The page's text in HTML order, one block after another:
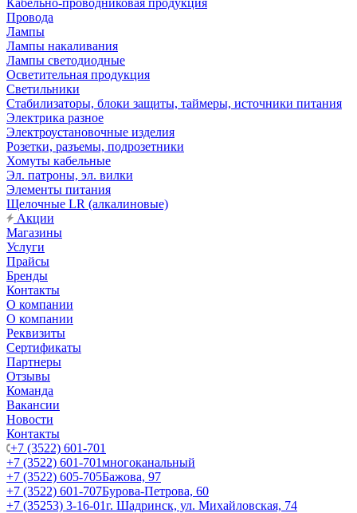
Кабельно-проводниковая продукция
Провода
Лампы
Лампы накаливания
Лампы светодиодные
Осветительная продукция
Светильники
Стабилизаторы, блоки защиты, таймеры, источники питания
Электрика разное
Электроустановочные изделия
Розетки, разъемы, подрозетники
Хомуты кабельные
Эл. патроны, эл. вилки
Элементы питания
Щелочные LR (алкалиновые)
Акции
Магазины
Услуги
Прайсы
Бренды
Контакты
О компании
О компании
Реквизиты
Сертификаты
Партнеры
Отзывы
Команда
Вакансии
Новости
Контакты
+7 (3522) 601-701
+7 (3522) 601-701многоканальный
+7 (3522) 605-705Бажова, 97
+7 (3522) 601-707Бурова-Петрова, 60
+7 (35253) 3-16-01г. Шадринск, ул. Михайловская, 74